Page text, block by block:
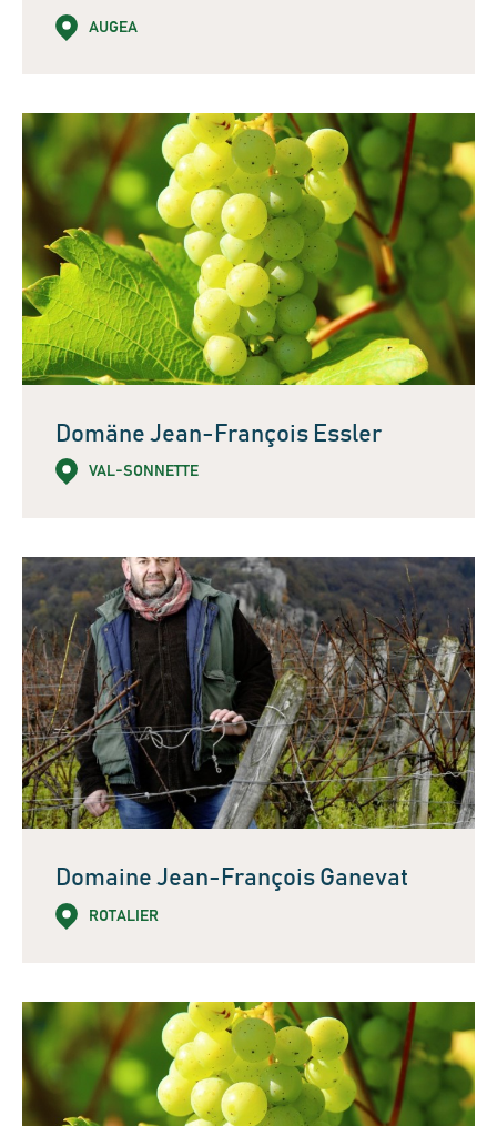
AUGEA
Domäne Jean-François Essler
VAL-SONNETTE
Domaine Jean-François Ganevat
ROTALIER